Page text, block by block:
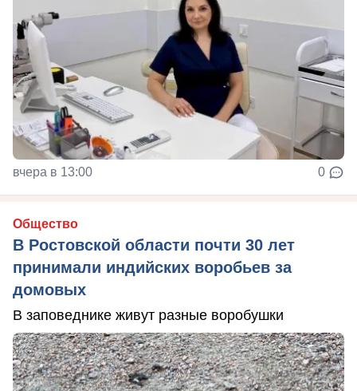
вчера в 13:00 0
Общество
В Ростовской области почти 30 лет
принимали индийских воробьев за
домовых
В заповеднике живут разные воробушки